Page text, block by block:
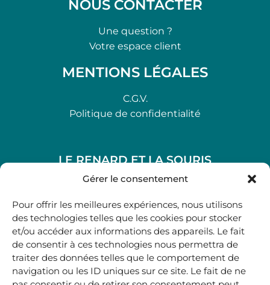
Gérer le consentement
Pour offrir les meilleures expériences, nous utilisons
des technologies telles que les cookies pour stocker
et/ou accéder aux informations des appareils. Le fait
de consentir à ces technologies nous permettra de
traiter des données telles que le comportement de
navigation ou les ID uniques sur ce site. Le fait de ne
NOUS CONTACTER
Une question ?
Votre espace client
MENTIONS LÉGALES
C.G.V.
Politique de confidentialité
LE RENARD ET LA SOURIS
48, rue Maubec 33210 LANGON
05 40 41 37 18
.
MARDI AU SAMEDI
10H00-12H45 | 14H00 -19H00